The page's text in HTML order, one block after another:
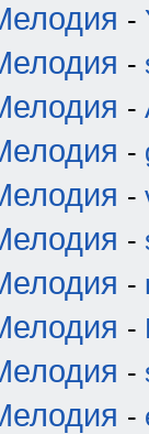
-
-
-
-
-
-
-
-
-
-